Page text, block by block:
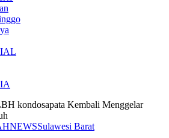
kondosapata Kembali Menggelar
NEWSSulawesi Barat